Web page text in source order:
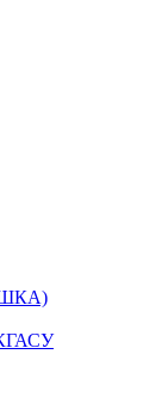
КГАСУ